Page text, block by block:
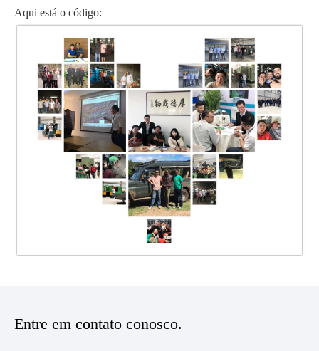
Aqui está o código:
Entre em contato conosco.